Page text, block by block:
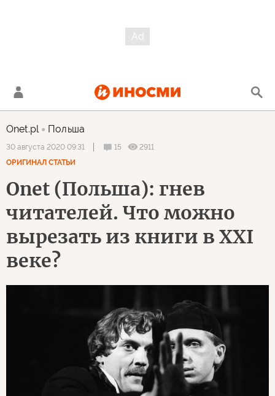
Onet.pl Польша
30 августа 2020 09:31 15
2911
ОРИГИНАЛ СТАТЬИ
Onet (Польша): гнев
читателей. Что можно
вырезать из книги в XXI
веке?